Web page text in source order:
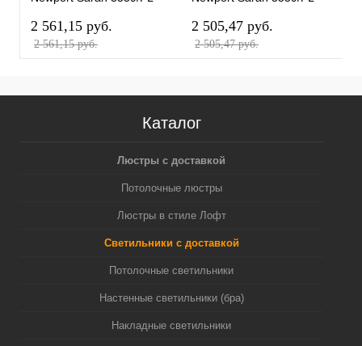
2 561,15 pуб.
2 561,15 pуб.
2 505,47 pуб.
2 505,47 pуб.
Каталог
Люстры с доставкой
Потолочные люстры
Люстры в стиле Лофт
Светильники с доставкой
Потолочные светильники
Настенные светильники (бра)
Накладные светильники